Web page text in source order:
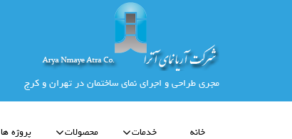
مجری طراحی و اجرای نمای ساختمان در تهران و کرج
خانه خدمات محصولات پروژه ها